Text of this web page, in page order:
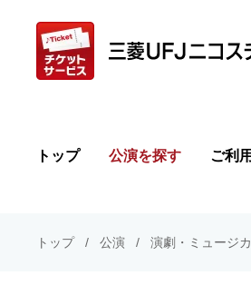
トップ 公演を探す ご利
トップ 公演 演劇・ミュージ